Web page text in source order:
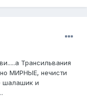
Трансильвания
МИРНЫЕ, нечисти
шалашик и